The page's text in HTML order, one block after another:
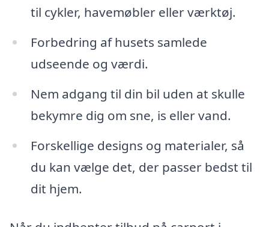
til cykler, havemøbler eller værktøj.
Forbedring af husets samlede
udseende og værdi.
Nem adgang til din bil uden at skulle
bekymre dig om sne, is eller vand.
Forskellige designs og materialer, så
du kan vælge det, der passer bedst til
dit hjem.